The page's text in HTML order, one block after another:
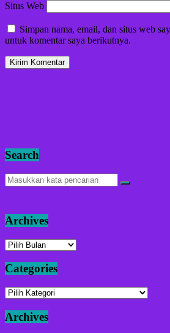
Situs Web
Simpan nama, email, dan situs web
untuk komentar saya berikutnya.
Search
Archives
Archives
Categories
Categories
Archives